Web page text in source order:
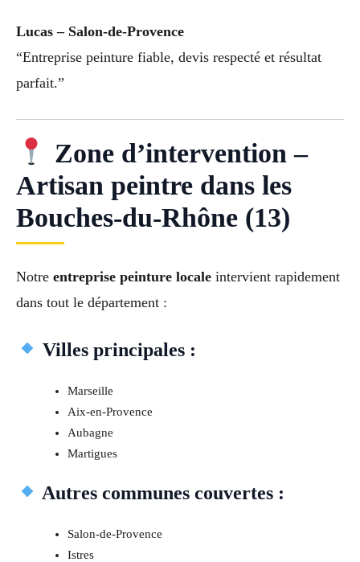
Lucas – Salon-de-Provence
“Entreprise peinture fiable, devis respecté et résultat
parfait.”
Zone d’intervention –
Artisan peintre dans les
Bouches-du-Rhône (13)
Notre entreprise peinture locale intervient rapidement
dans tout le département :
Villes principales :
Marseille
Aix-en-Provence
Aubagne
Martigues
Autres communes couvertes :
Salon-de-Provence
Istres